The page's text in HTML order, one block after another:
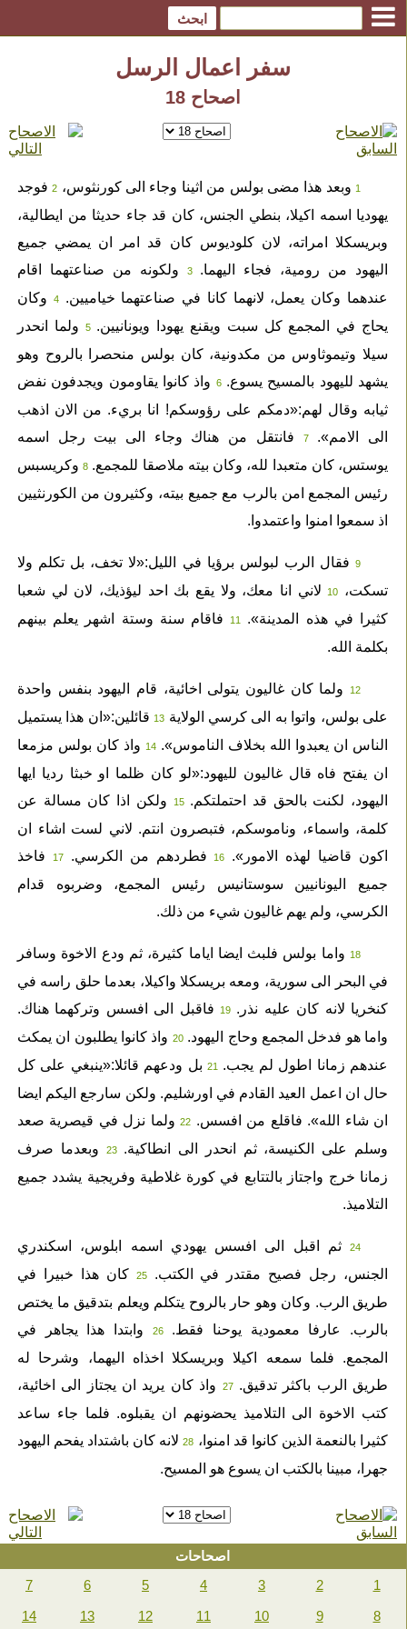
سفر اعمال الرسل
اصحاح 18
1وبعد هذا مضى بولس من اثينا وجاء الى كورنثوس، 2فوجد
يهوديا اسمه اكيلا، بنطي الجنس، كان قد جاء حديثا من ايطالية،
وبريسكلا امراته، لان كلوديوس كان قد امر ان يمضي جميع
اليهود من رومية، فجاء اليهما.
3ولكونه من صناعتهما اقام
عندهما وكان يعمل، لانهما كانا في صناعتهما خياميين.
4وكان
يحاج في المجمع كل سبت ويقنع يهودا ويونانيين. 5ولما انحدر
سيلا وتيموثاوس من مكدونية، كان بولس منحصرا بالروح وهو
يشهد لليهود بالمسيح يسوع. 6واذ كانوا يقاومون ويجدفون نفض
ثيابه وقال لهم:«دمكم على رؤوسكم! انا بريء. من الان اذهب
الى الامم».
7فانتقل من هناك وجاء الى بيت رجل اسمه
يوستس، كان متعبدا لله، وكان بيته ملاصقا للمجمع. 8وكريسبس
رئيس المجمع امن بالرب مع جميع بيته، وكثيرون من الكورنثيين
اذ سمعوا امنوا واعتمدوا.
9فقال الرب لبولس برؤيا في الليل:«لا تخف، بل تكلم ولا
تسكت،
10لاني انا معك، ولا يقع بك احد ليؤذيك، لان لي شعبا
كثيرا في هذه المدينة».
11فاقام سنة وستة اشهر يعلم بينهم
بكلمة الله.
12ولما كان غاليون يتولى اخائية، قام اليهود بنفس واحدة
على بولس، واتوا به الى كرسي الولاية 13قائلين:«ان هذا يستميل
الناس ان يعبدوا الله بخلاف الناموس». 14واذ كان بولس مزمعا
ان يفتح فاه قال غاليون لليهود:«لو كان ظلما او خبثا رديا ايها
اليهود، لكنت بالحق قد احتملتكم. 15ولكن اذا كان مسالة عن
كلمة، واسماء، وناموسكم، فتبصرون انتم. لاني لست اشاء ان
اكون قاضيا لهذه الامور».
16فطردهم من الكرسي. 17فاخذ
جميع اليونانيين سوستانيس رئيس المجمع، وضربوه قدام
الكرسي، ولم يهم غاليون شيء من ذلك.
18واما بولس فلبث ايضا اياما كثيرة، ثم ودع الاخوة وسافر
في البحر الى سورية، ومعه بريسكلا واكيلا، بعدما حلق راسه في
كنخريا لانه كان عليه نذر. 19فاقبل الى افسس وتركهما هناك.
واما هو فدخل المجمع وحاج اليهود. 20واذ كانوا يطلبون ان يمكث
عندهم زمانا اطول لم يجب.
21بل ودعهم قائلا:«ينبغي على كل
حال ان اعمل العيد القادم في اورشليم. ولكن سارجع اليكم ايضا
ان شاء الله». فاقلع من افسس. 22ولما نزل في قيصرية صعد
وسلم على الكنيسة، ثم انحدر الى انطاكية.
23وبعدما صرف
زمانا خرج واجتاز بالتتابع في كورة غلاطية وفريجية يشدد جميع
التلاميذ.
24ثم اقبل الى افسس يهودي اسمه ابلوس، اسكندري
الجنس، رجل فصيح مقتدر في الكتب.
25كان هذا خبيرا في
طريق الرب. وكان وهو حار بالروح يتكلم ويعلم بتدقيق ما يختص
بالرب. عارفا معمودية يوحنا فقط.
26وابتدا هذا يجاهر في
المجمع. فلما سمعه اكيلا وبريسكلا اخذاه اليهما، وشرحا له
طريق الرب باكثر تدقيق. 27واذ كان يريد ان يجتاز الى اخائية،
كتب الاخوة الى التلاميذ يحضونهم ان يقبلوه. فلما جاء ساعد
كثيرا بالنعمة الذين كانوا قد امنوا، 28لانه كان باشتداد يفحم اليهود
جهرا، مبينا بالكتب ان يسوع هو المسيح.
اصحاحات
1
2
3
4
5
6
7
8
9
10
11
12
13
14